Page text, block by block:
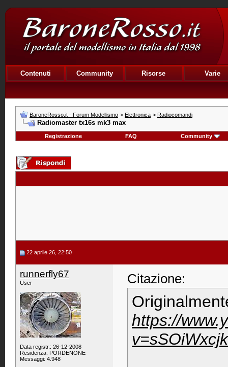
Contenuti Community Risorse Varie
BaroneRosso.it - Forum Modellismo > Elettronica > Radiocomandi
Radiomaster tx16s mk3 max
Registrazione FAQ Community
22 aprile 26, 22:50
runnerfly67
User
Data registr.: 26-12-2008
Residenza: PORDENONE
Messaggi: 4.948
Citazione:
https://